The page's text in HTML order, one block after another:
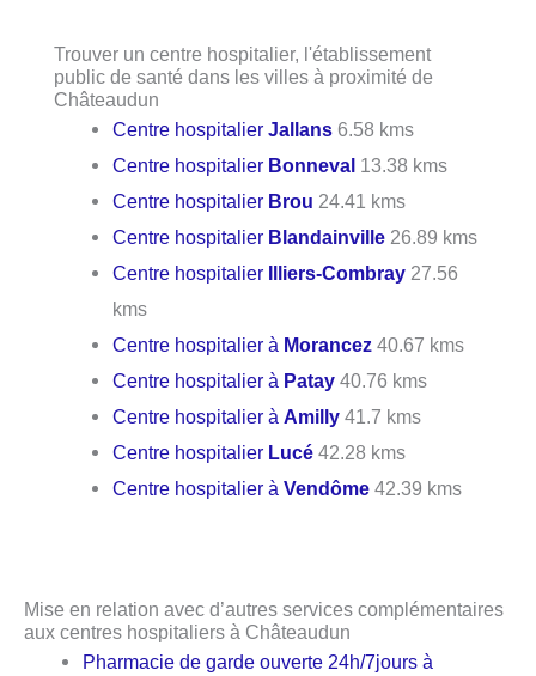
Trouver un centre hospitalier, l'établissement
public de santé dans les villes à proximité de
Châteaudun
Centre hospitalierJallans 6.58 kms
Centre hospitalier Bonneval 13.38 kms
Centre hospitalier Brou 24.41 kms
Centre hospitalier Blandainville 26.89 kms
Centre hospitalier Illiers-Combray 27.56
kms
Centre hospitalier à Morancez 40.67 kms
Centre hospitalier à Patay 40.76 kms
Centre hospitalier àAmilly 41.7 kms
Centre hospitalier Lucé 42.28 kms
Centre hospitalier àVendôme 42.39 kms
Mise en relation avec d’autres services complémentaires
aux centres hospitaliers à Châteaudun
Pharmacie de garde ouverte 24h/7jours à